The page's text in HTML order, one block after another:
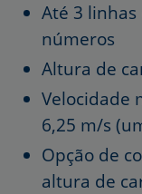
Até 3
números
Altura de
Velocidade
6,25 m/s
Opção de
altura de